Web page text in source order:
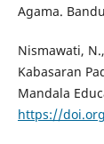
Agama.
Nismawati,
Kabasaran
Mandala
https://